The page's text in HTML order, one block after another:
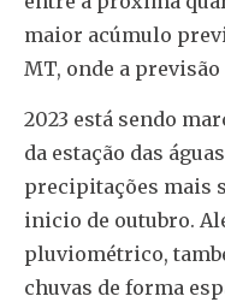
maior acúmulo
MT, onde a
2023 está sendo
da estação das
precipitações mais
inicio de outubro.
pluviométrico,
chuvas de forma